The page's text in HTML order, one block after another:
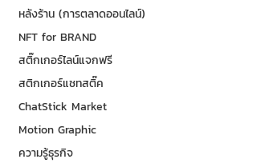
หลังร้าน (การตลาดออนไลน์)
NFT for BRAND
สติ๊กเกอร์ไลน์แจกฟรี
สติกเกอร์แชทสติ๊ค
ChatStick Market
Motion Graphic
ความรู้ธุรกิจ